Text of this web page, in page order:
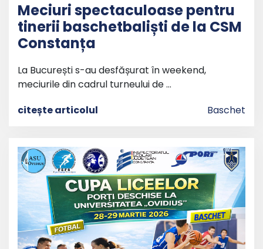
Meciuri spectaculoase pentru
tinerii baschetbaliști de la CSM
Constanța
La București s-au desfășurat în weekend,
meciurile din cadrul turneului de …
citește articolul
Baschet